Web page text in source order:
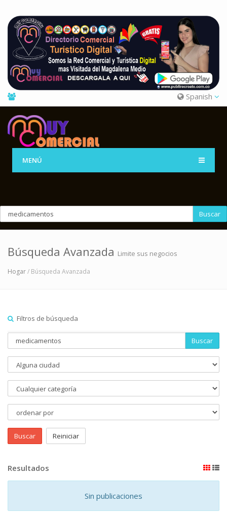
Spanish
MENÚ
Buscar
Búsqueda Avanzada Limite sus negocios
Hogar/ Búsqueda Avanzada
Filtros de búsqueda
Buscar
Buscar Reiniciar
Resultados
Sin publicaciones